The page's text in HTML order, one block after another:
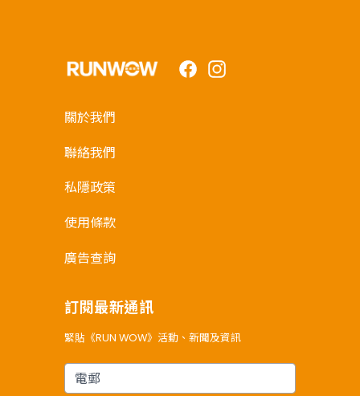
FacebookInstagram
關於我們
聯絡我們
私隱政策
使用條款
廣告查詢
訂閱最新通訊
緊貼《RUN WOW》活動、新聞及資訊
電郵